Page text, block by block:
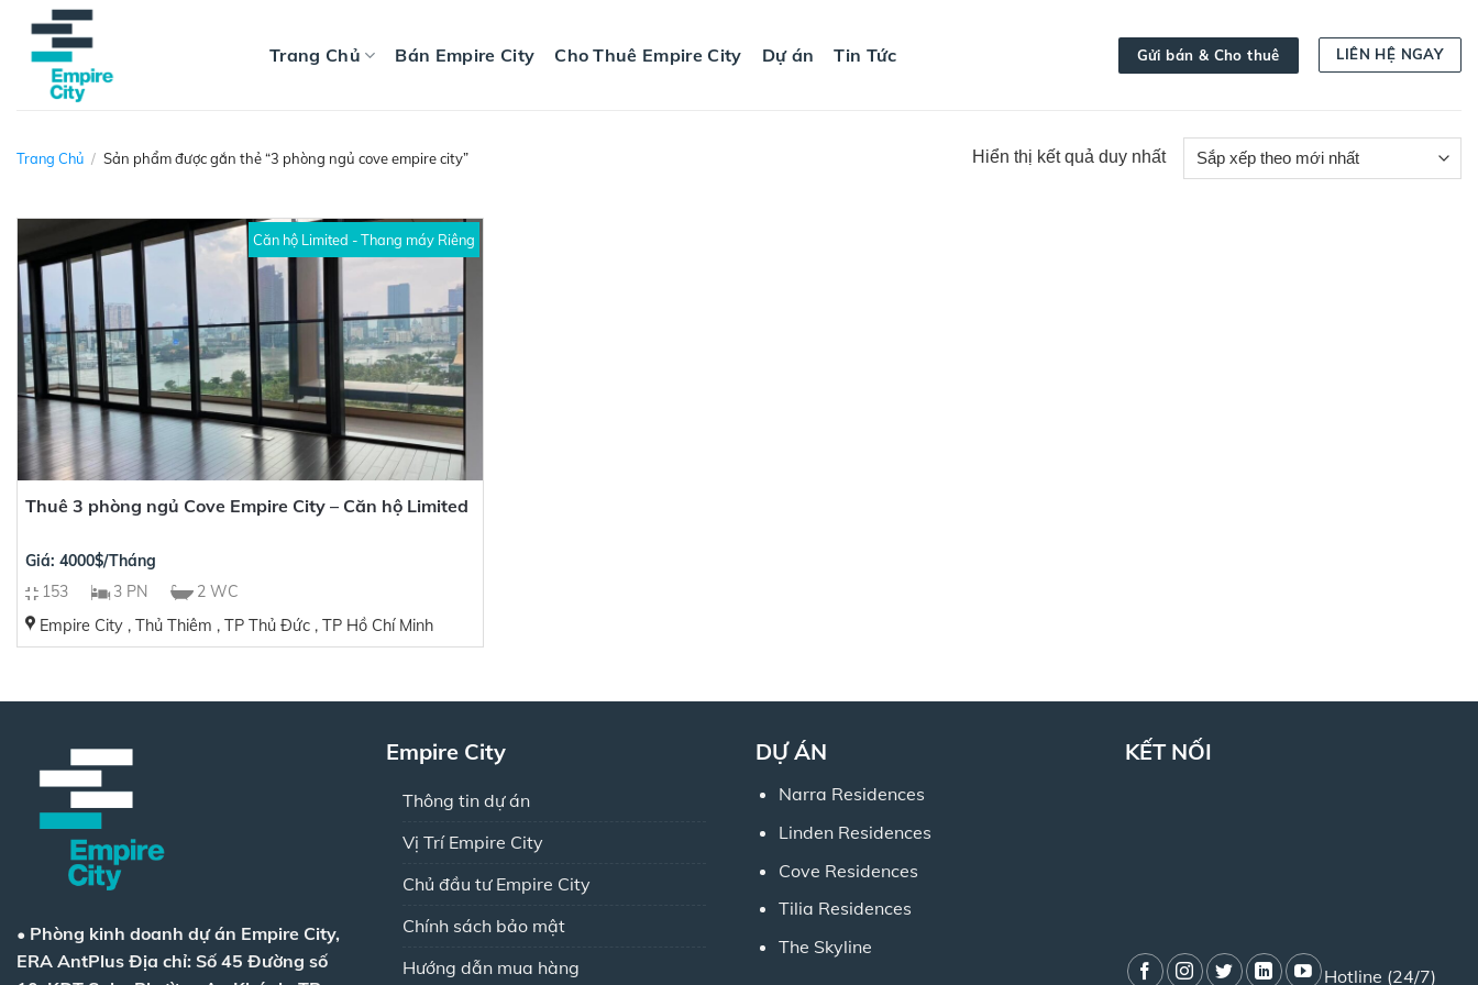
content
Trang Chủ Bán Empire City Cho Thuê Empire City Dự án Tin Tức Gửi bán & Cho thuê LIÊN HỆ NGAY
Trang Chủ / Sản phẩm được gắn thẻ “3 phòng ngủ cove empire city” Hiển thị kết quả duy nhất
Căn hộ Limited - Thang máy Riêng
Thuê 3 phòng ngủ Cove Empire City – Căn hộ Limited
Giá: 4000$/Tháng
153
3 PN
2 WC
Empire City , Thủ Thiêm , TP Thủ Đức , TP Hồ Chí Minh
• Phòng kinh doanh dự án Empire City,
ERA AntPlus Địa chỉ: Số 45 Đường số
Empire City
Thông tin dự án
Vị Trí Empire City
Chủ đầu tư Empire City
Chính sách bảo mật
Hướng dẫn mua hàng
DỰ ÁN
Narra Residences
Linden Residences
Cove Residences
Tilia Residences
The Skyline
KẾT NỐI
Hotline (24/7)